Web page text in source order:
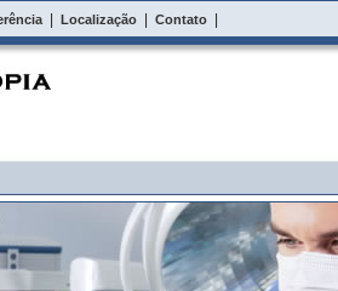
| Localização| Contato